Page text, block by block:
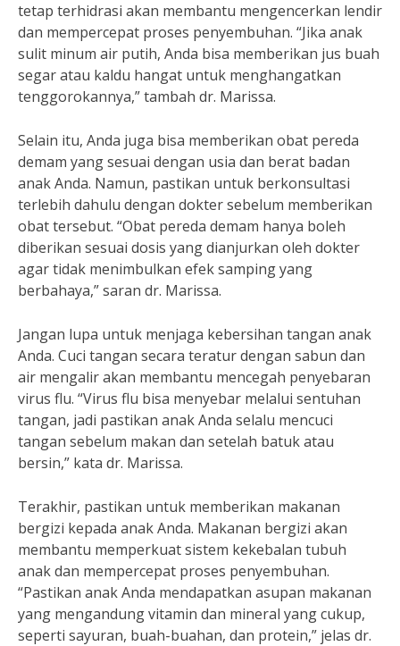
tetap terhidrasi akan membantu mengencerkan lendir
dan mempercepat proses penyembuhan. “Jika anak
sulit minum air putih, Anda bisa memberikan jus buah
segar atau kaldu hangat untuk menghangatkan
tenggorokannya,” tambah dr. Marissa.
Selain itu, Anda juga bisa memberikan obat pereda
demam yang sesuai dengan usia dan berat badan
anak Anda. Namun, pastikan untuk berkonsultasi
terlebih dahulu dengan dokter sebelum memberikan
obat tersebut. “Obat pereda demam hanya boleh
diberikan sesuai dosis yang dianjurkan oleh dokter
agar tidak menimbulkan efek samping yang
berbahaya,” saran dr. Marissa.
Jangan lupa untuk menjaga kebersihan tangan anak
Anda. Cuci tangan secara teratur dengan sabun dan
air mengalir akan membantu mencegah penyebaran
virus flu. “Virus flu bisa menyebar melalui sentuhan
tangan, jadi pastikan anak Anda selalu mencuci
tangan sebelum makan dan setelah batuk atau
bersin,” kata dr. Marissa.
Terakhir, pastikan untuk memberikan makanan
bergizi kepada anak Anda. Makanan bergizi akan
membantu memperkuat sistem kekebalan tubuh
anak dan mempercepat proses penyembuhan.
“Pastikan anak Anda mendapatkan asupan makanan
yang mengandung vitamin dan mineral yang cukup,
seperti sayuran, buah-buahan, dan protein,” jelas dr.